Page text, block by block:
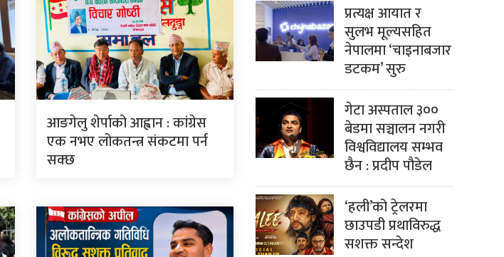
आङगेलु शेर्पाको आह्वान : कांग्रेस
एक नभए लोकतन्त्र संकटमा पर्न
सक्छ
प्रत्यक्ष आयात र
सुलभ मूल्यसहित
नेपालमा ‘चाइनाबजार
डटकम’ सुरु
गेटा अस्पताल ३००
बेडमा सञ्चालन नगरी
विश्वविद्यालय सम्भव
छैन : प्रदीप पौडेल
‘हली’को ट्रेलरमा
छाउपडी प्रथाविरुद्ध
सशक्त सन्देश